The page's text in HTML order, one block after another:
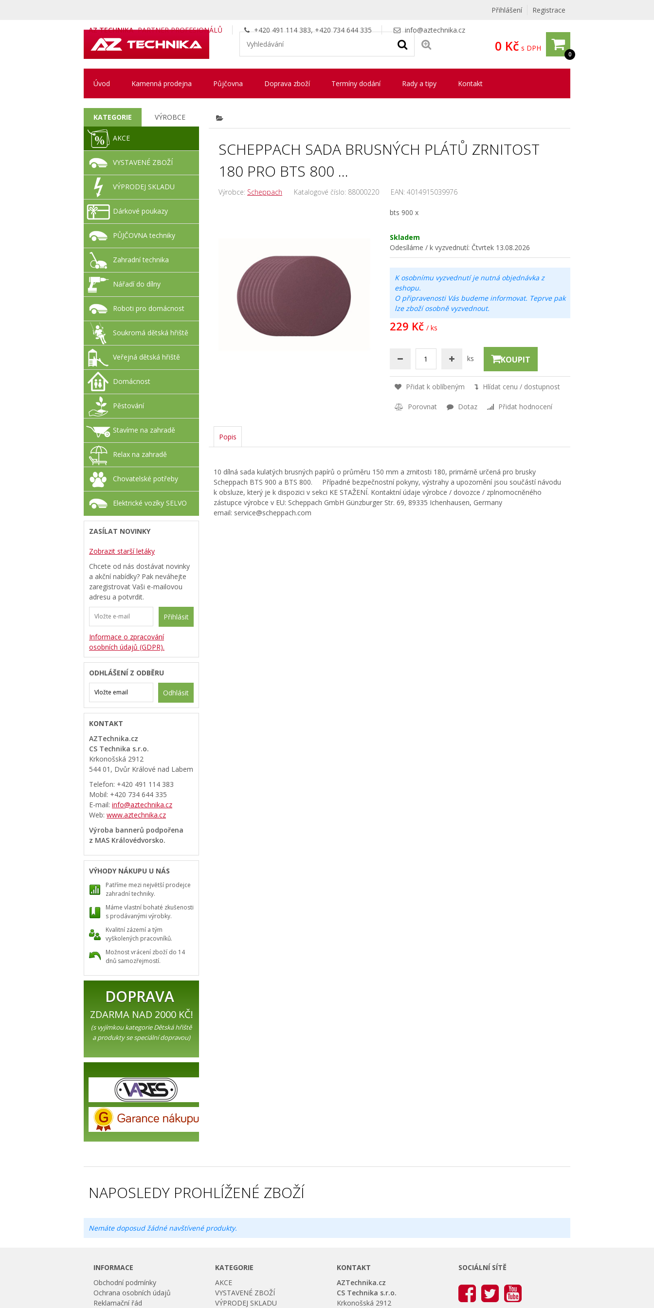
Přihlášení Registrace
AZ TECHNIKA PARTNER PROFESIONÁLŮ +420 491 114 383, +420 734 644 335 info@aztechnika.cz
0
0 Kč s DPH
Úvod Kamenná prodejna Půjčovna Doprava zboží Termíny dodání Rady a tipy Kontakt
SCHEPPACH SADA BRUSNÝCH PLÁTŮ ZRNITOST
180 PRO BTS 800 ...
Výrobce: Scheppach Katalogové číslo: 88000220 EAN: 4014915039976
bts 900 x
Skladem
Odesíláme / k vyzvednutí: Čtvrtek 13.08.2026
K osobnímu vyzvednutí je nutná objednávka z
eshopu.
O připravenosti Vás budeme informovat. Teprve pak
lze zboží osobně vyzvednout.
229 Kč / ks
ks KOUPIT
Přidat k oblíbeným Hlídat cenu / dostupnost
Porovnat Dotaz Přidat hodnocení
Popis
10 dílná sada kulatých brusných papírů o průměru 150 mm a zrnitosti 180, primárně určená pro brusky
Scheppach BTS 900 a BTS 800. Případné bezpečnostní pokyny, výstrahy a upozornění jsou součástí návodu
k obsluze, který je k dispozici v sekci KE STAŽENÍ. Kontaktní údaje výrobce / dovozce / zplnomocněného
zástupce výrobce v EU: Scheppach GmbH Günzburger Str. 69, 89335 Ichenhausen, Germany
email: service@scheppach.com
KATEGORIE VÝROBCE
AKCE
VYSTAVENÉ ZBOŽÍ
VÝPRODEJ SKLADU
Dárkové poukazy
PŮJČOVNA techniky
Zahradní technika
Nářadí do dílny
Roboti pro domácnost
Soukromá dětská hřiště
Veřejná dětská hřiště
Domácnost
Pěstování
Stavíme na zahradě
Relax na zahradě
Chovatelské potřeby
Elektrické vozíky SELVO
ZASÍLAT NOVINKY
Zobrazit starší letáky
Chcete od nás dostávat novinky
a akční nabídky? Pak neváhejte
zaregistrovat Vaši e-mailovou
adresu a potvrdit.
Přihlásit
Informace o zpracování
osobních údajů (GDPR).
ODHLÁŠENÍ Z ODBĚRU
Odhlásit
KONTAKT
AZTechnika.cz
CS Technika s.r.o.
Krkonošská 2912
544 01, Dvůr Králové nad Labem
Telefon: +420 491 114 383
Mobil: +420 734 644 335
E-mail: info@aztechnika.cz
Web: www.aztechnika.cz
Výroba bannerů podpořena
z MAS Královédvorsko.
VÝHODY NÁKUPU U NÁS
Patříme mezi největší prodejce
zahradní techniky.
Máme vlastní bohaté zkušenosti
s prodávanými výrobky.
Kvalitní zázemí a tým
vyškolených pracovníků.
Možnost vrácení zboží do 14
dnů samozřejmostí.
DOPRAVA
ZDARMA NAD 2000 KČ!
(s vyjímkou kategorie Dětská hřiště
a produkty se speciální dopravou)
NAPOSLEDY PROHLÍŽENÉ ZBOŽÍ
Nemáte doposud žádné navštívené produkty.
INFORMACE
Obchodní podmínky
Ochrana osobních údajů
Reklamační řád
KATEGORIE
AKCE
VYSTAVENÉ ZBOŽÍ
VÝPRODEJ SKLADU
KONTAKT
AZTechnika.cz
CS Technika s.r.o.
Krkonošská 2912
SOCIÁLNÍ SÍTĚ